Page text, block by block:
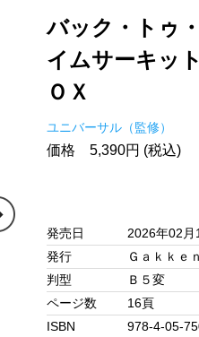
バック・トゥ
イムサーキッ
ＯＸ
ユニバーサル（監修）
価格 5,390円 (税込)
発売日
2026年02月
発行
Ｇａｋｋｅｎ
判型
Ｂ５変
ページ数
16頁
ISBN
978-4-05-